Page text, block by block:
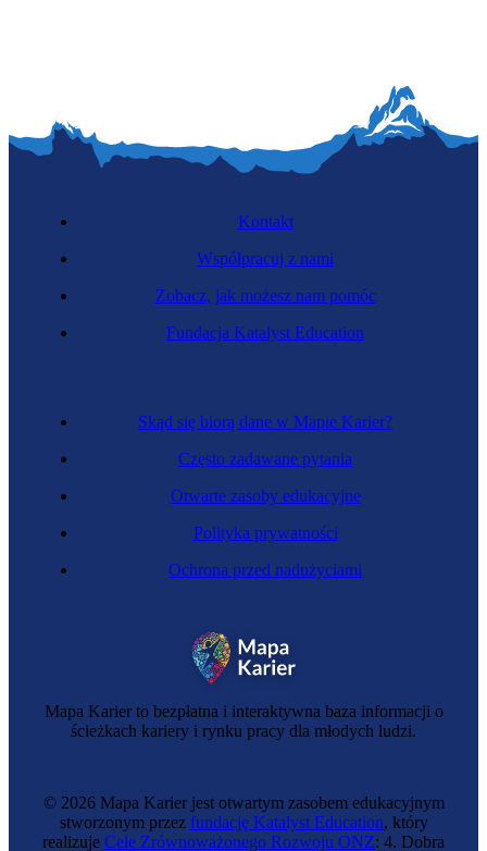
Zawód regulowany
Kapitan statku
Kontroler ruchu lotniczego
Mapa Karier to bezpłatna i interaktywna baza informacji o
ścieżkach kariery i rynku pracy dla młodych ludzi.
Skąd się biorą dane w Mapie Karier?
Często zadawane pytania
Otwarte zasoby edukacyjne
Polityka prywatności
Ochrona przed nadużyciami
Kontakt
Współpracuj z nami
Zobacz, jak możesz nam pomóc
Fundacja Katalyst Education
© 2026 Mapa Karier jest otwartym zasobem edukacyjnym
stworzonym przez fundację Katalyst Education, który
realizuje Cele Zrównoważonego Rozwoju ONZ: 4. Dobra